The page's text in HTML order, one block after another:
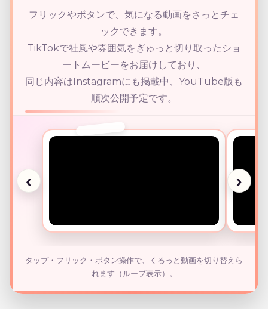
請負
採用情報
お問い合わせ
社員専用
フリックやボタンで、気になる動画をさっとチェ
ックできます。
TikTokで社風や雰囲気をぎゅっと切り取ったショ
ートムービーをお届けしており、
同じ内容はInstagramにも掲載中、YouTube版も
順次公開予定です。
‹ ›
タップ・フリック・ボタン操作で、くるっと動画を切り替えら
れます（ループ表示）。